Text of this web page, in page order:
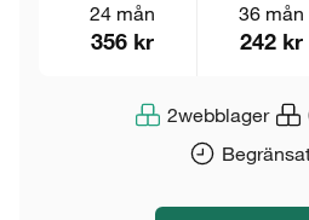
2webblager
24 mån
356 kr
36 mån
242 kr